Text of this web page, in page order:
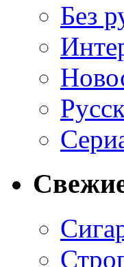
Без